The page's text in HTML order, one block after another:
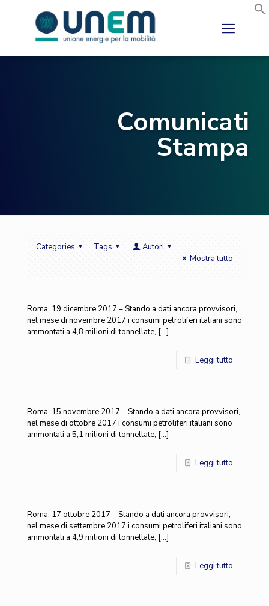
Comunicati
Stampa
Categories Tags
Autori
Mostra tutto
Roma, 19 dicembre 2017 – Stando a dati ancora provvisori,
nel mese di novembre 2017 i consumi petroliferi italiani sono
ammontati a 4,8 milioni di tonnellate, […]
Leggi tutto
Roma, 15 novembre 2017 – Stando a dati ancora provvisori,
nel mese di ottobre 2017 i consumi petroliferi italiani sono
ammontati a 5,1 milioni di tonnellate, […]
Leggi tutto
Roma, 17 ottobre 2017 – Stando a dati ancora provvisori,
nel mese di settembre 2017 i consumi petroliferi italiani sono
ammontati a 4,9 milioni di tonnellate, […]
Leggi tutto